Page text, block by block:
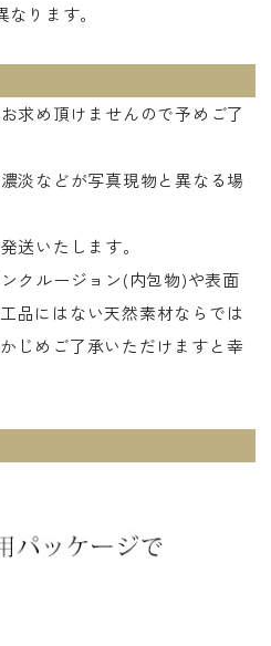
ります。
求め頂けませんので予めご了
淡などが写真現物と異なる場
送いたします。
クルージョン(内包物)や表面
品にはない天然素材ならでは
じめご了承いただけますと幸